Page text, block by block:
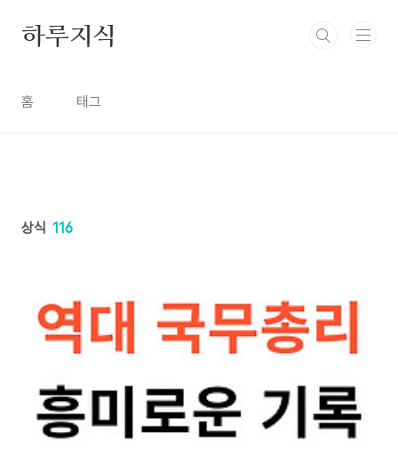
하루지식
홈 태그
상식 116